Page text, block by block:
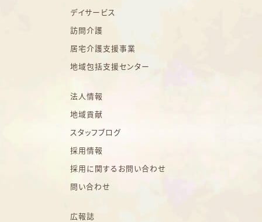
デイサービス
訪問介護
居宅介護支援事業
地域包括支援センター
法人情報
地域貢献
スタッフブログ
採用情報
採用に関するお問い合わせ
問い合わせ
広報誌